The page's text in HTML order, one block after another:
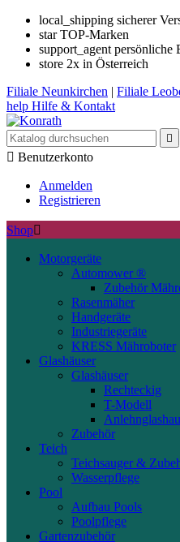
local_shipping sicherer
starTOP-Marken
support_agent persönliche
store 2x in Österreich
Filiale Neunkirchen | Filiale
help Hilfe & Kontakt

 Benutzerkonto
Anmelden
Registrieren
Shop
Motorgeräte
Automower ®
Zubehör
Rasenmäher
Handgeräte
Industriegeräte
KRESS Mähroboter
Glashäuser
Glashäuser
Rechteckig
T-Modell
Zubehör
Teich
Teichsauger &
Wasserpflege
Pool
Aufbau Pools
Poolpflege
Gartenzubehör